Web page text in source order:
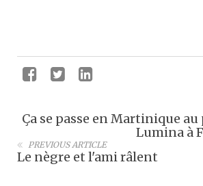
Ça se passe en Martinique
Lumina à
PREVIOUS ARTICLE
Le nègre et l'ami râlent